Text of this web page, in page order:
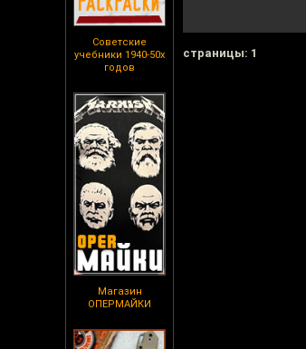
Советские
учебники 1940-50х
годов
Магазин
ОПЕРМАЙКИ
cтраницы: 1